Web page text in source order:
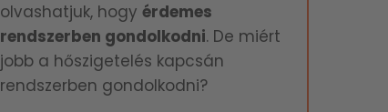
olvashatjuk, hogy érdemes
rendszerben gondolkodni. De miért
jobb a hőszigetelés kapcsán
rendszerben gondolkodni?